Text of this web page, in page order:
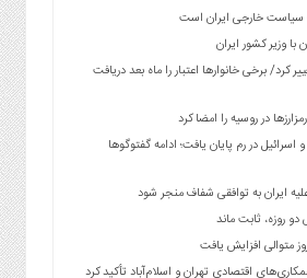
خارجی ایران است
وزیر کشور ایران
کرد/ برخی خانوارها اعتبار را ماه بعد دریافت
در روسیه را امضا کرد
در رم پایان یافت؛ ادامه گفتوگوها
ایران به توافقی شفاف منجر شود
روزه، ثابت ماند
متوالی افزایش یافت
اقتصادی تهران و اسلام‌آباد تأکید کرد